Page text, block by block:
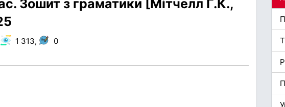
Зошит з граматики [Мітчелл Г.К.,
1 313, 0